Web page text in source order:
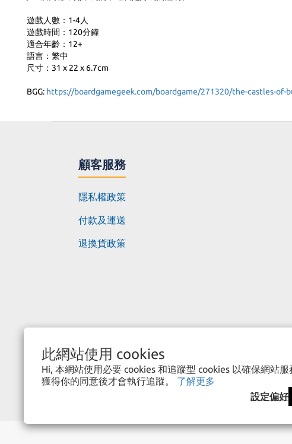
此網站使用 cookies
Hi, 本網站使用必要 cookies 和追蹤型 cookies 以確保網站
獲得你的同意後才會執行追蹤。 了解更多
設定偏好
遊戲人數：1-4人
遊戲時間：120分鐘
適合年齡：12+
語言：繁中
尺寸：31 x 22 x 6.7cm
BGG: https://boardgamegeek.com/boardgame/271320/the-castles-of-
顧客服務
隱私權政策
付款及運送
退換貨政策